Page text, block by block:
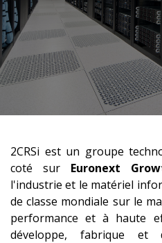
2CRSi est un groupe
coté sur Euronext
l'industrie et le matériel
de classe mondiale sur le
performance et à haute
développe, fabrique et